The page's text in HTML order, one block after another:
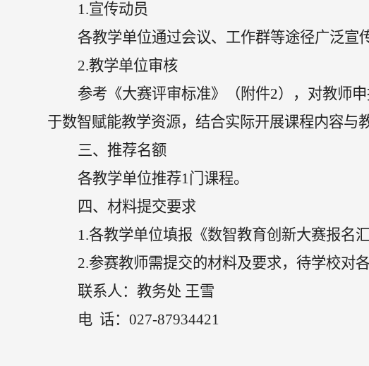
1.宣传动员
各教学单位通过会议、工作群等途径广泛宣
2.教学单位审核
参考 《大赛评审标准》（ 附件2）， 对教师
于数智赋能教学资源，结合实际开展课程内容与
三、推荐名额
各教学单位推荐1门课程。
四、材料提交要求
1.各教学单位填报 《数智教育创新大赛报名
2.参赛教师需提交的材料及要求，待学校对
联系人：教务处 王雪
电 话： 027-87934421